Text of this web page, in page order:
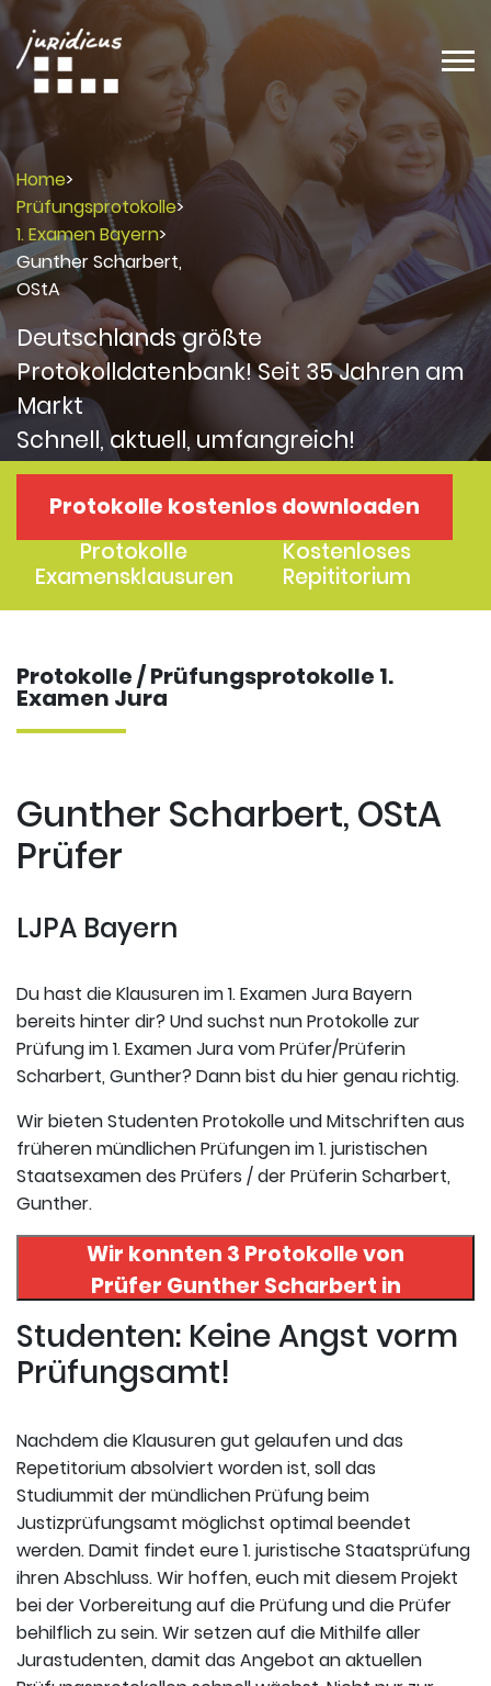
Home>
Prüfungsprotokolle>
1. Examen Bayern>
Gunther Scharbert,
OStA
Deutschlands größte
Protokolldatenbank! Seit 35 Jahren am
Markt
Schnell, aktuell, umfangreich!
Protokolle kostenlos downloaden
1. Examen
2. Examen
Protokolle
Examensklausuren
Kostenloses
Repititorium
Protokolle / Prüfungsprotokolle 1.
Examen Jura
Gunther Scharbert, OStA
Prüfer
LJPA Bayern
Du hast die Klausuren im 1. Examen Jura Bayern
bereits hinter dir? Und suchst nun Protokolle zur
Prüfung im 1. Examen Jura vom Prüfer/Prüferin
Scharbert, Gunther? Dann bist du hier genau richtig.
Wir bieten Studenten Protokolle und Mitschriften aus
früheren mündlichen Prüfungen im 1. juristischen
Staatsexamen des Prüfers / der Prüferin Scharbert,
Gunther.
Wir konnten 3 Protokolle von
Prüfer Gunther Scharbert in
uneserer Datenbank finden. Hier
registrieren und die Protokolle
abrufen.
Studenten: Keine Angst vorm
Prüfungsamt!
Nachdem die Klausuren gut gelaufen und das
Repetitorium absolviert worden ist, soll das
Studiummit der mündlichen Prüfung beim
Justizprüfungsamt möglichst optimal beendet
werden. Damit findet eure 1. juristische Staatsprüfung
ihren Abschluss. Wir hoffen, euch mit diesem Projekt
bei der Vorbereitung auf die Prüfung und die Prüfer
behilflich zu sein. Wir setzen auf die Mithilfe aller
Jurastudenten, damit das Angebot an aktuellen